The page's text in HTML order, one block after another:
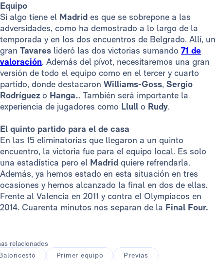
Equipo
Si algo tiene el Madrid es que se sobrepone a las
adversidades, como ha demostrado a lo largo de la
temporada y en los dos encuentros de Belgrado. Allí, un
gran Tavares lideró las dos victorias sumando 71 de
valoración. Además del pívot, necesitaremos una gran
versión de todo el equipo como en el tercer y cuarto
partido, donde destacaron Williams-Goss, Sergio
Rodríguez o Hanga… También será importante la
experiencia de jugadores como Llull o Rudy.
El quinto partido para el de casa
En las 15 eliminatorias que llegaron a un quinto
encuentro, la victoria fue para el equipo local. Es solo
una estadística pero el Madrid quiere refrendarla.
Además, ya hemos estado en esta situación en tres
ocasiones y hemos alcanzado la final en dos de ellas.
Frente al Valencia en 2011 y contra el Olympiacos en
2014. Cuarenta minutos nos separan de la Final Four.
relacionados
Primer equipo Previas